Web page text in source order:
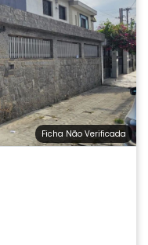
Ficha Não Verificada